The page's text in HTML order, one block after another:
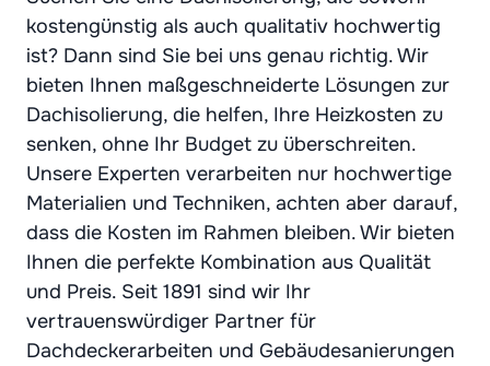
kostengünstig als auch qualitativ hochwertig
ist? Dann sind Sie bei uns genau richtig. Wir
bieten Ihnen maßgeschneiderte Lösungen zur
Dachisolierung, die helfen, Ihre Heizkosten zu
senken, ohne Ihr Budget zu überschreiten.
Unsere Experten verarbeiten nur hochwertige
Materialien und Techniken, achten aber darauf,
dass die Kosten im Rahmen bleiben. Wir bieten
Ihnen die perfekte Kombination aus Qualität
und Preis. Seit 1891 sind wir Ihr
vertrauenswürdiger Partner für
Dachdeckerarbeiten und Gebäudesanierungen